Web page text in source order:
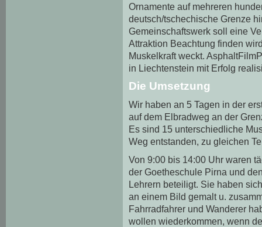
Ornamente auf mehreren
deutsch/tschechische Grenze
Gemeinschaftswerk soll eine
Attraktion Beachtung finden
Muskelkraft weckt.
in Liechtenstein mit Erfolg
Die Umsetzung
Wir haben an 5 Tagen in der
auf dem Elbradweg an der
Es sind 15 unterschiedliche
Weg entstanden, zu gleichen
Von 9:00 bis 14:00 Uhr waren
der Goetheschule Pirna und
Lehrern beteiligt. Sie haben
an einem Bild gemalt u.
Fahrradfahrer und Wanderer
wollen wiederkommen, wenn